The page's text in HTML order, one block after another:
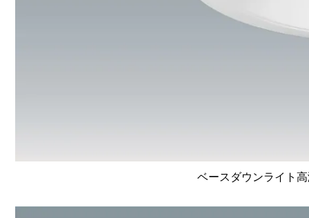
ベースダウンライト